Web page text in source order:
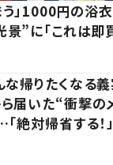
う」1000円の浴
”に「これは即
な帰りたくなる義
届いた“衝撃の
絶対帰省する！